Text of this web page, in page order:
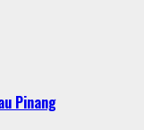
Pinang